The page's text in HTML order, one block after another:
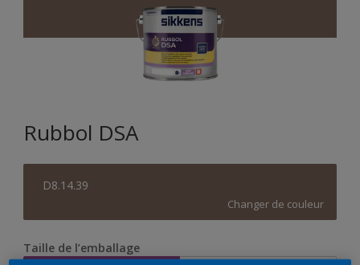
Rubbol DSA
D8.14.39
Changer de couleur
Taille de l’emballage